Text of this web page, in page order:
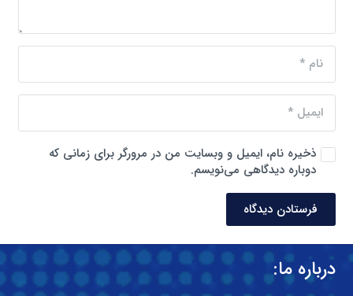
ذخیره نام، ایمیل و وبسایت من در مرورگر برای زمانی که
دوباره دیدگاهی می‌نویسم.
فرستادن دیدگاه
درباره ما: